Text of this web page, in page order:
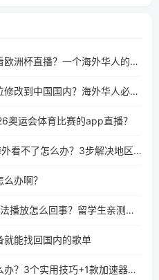
马来西亚怎么用腾讯视频看欧洲杯直播？一个海外华人的真实困扰与破解
在美国用百合网怎么把定位修改到中国国内？海外华人必备的回国加速指南
奥运会体育比赛的app直播？
海外党必看：CCTV视频海外看不了怎么办？3步解决地区限制+追剧自由
办啊？
在国外QQ音乐因为版权无法播放怎么回事？留学生亲测有效的解决办法
就能找回国内的歌单
在国外用上游新闻很卡怎么办？3个实用技巧+1款加速器解决海外看国内内容难题